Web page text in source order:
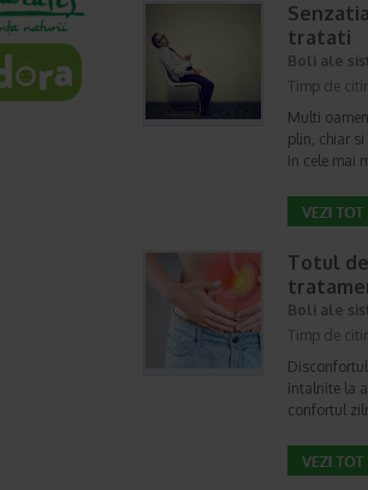
tratati
Boli ale
Timp de
Multi
plin, chiar
In cele mai
Totul
Boli ale
Timp de
intalnite la
confortul